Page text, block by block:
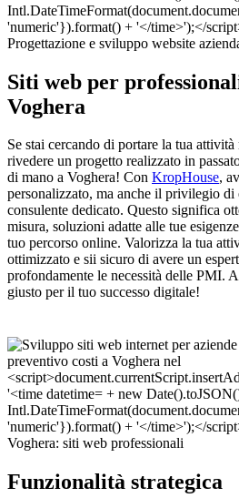
Progettazione e sviluppo website
Siti web per
Voghera
Se stai cercando di portare la tua
rivedere un progetto realizzato in
di mano a Voghera! Con KropHouse,
personalizzato, ma anche il privilegio di
consulente dedicato. Questo significa
misura, soluzioni adatte alle tue
tuo percorso online. Valorizza la tua
ottimizzato e sii sicuro di avere un
profondamente le necessità delle PMI.
giusto per il tuo successo digitale!
Voghera: siti web professionali
Funzionalità strategica